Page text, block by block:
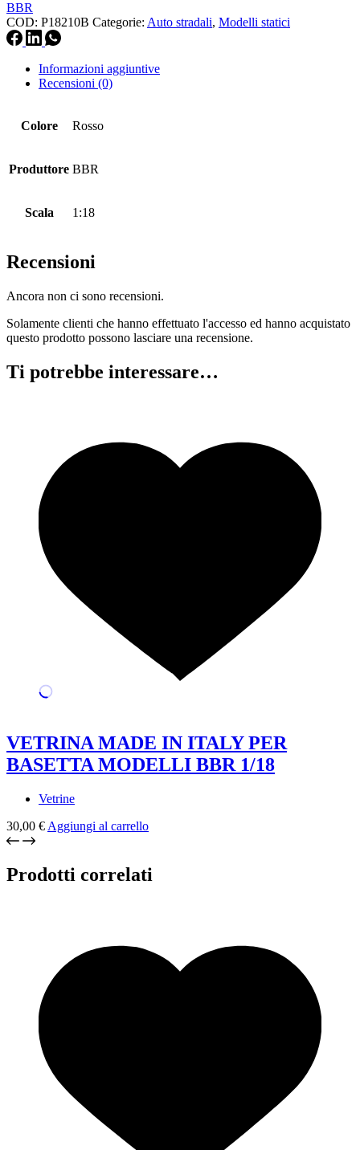
BBR
COD: P18210B Categorie: Auto stradali, Modelli statici
Informazioni aggiuntive
Recensioni (0)
Colore Rosso
Produttore BBR
Scala 1:18
Recensioni
Ancora non ci sono recensioni.
Solamente clienti che hanno effettuato l'accesso ed hanno acquistato
questo prodotto possono lasciare una recensione.
Ti potrebbe interessare…
VETRINA MADE IN ITALY PER
BASETTA MODELLI BBR 1/18
Vetrine
30,00 € Aggiungi al carrello
Prodotti correlati